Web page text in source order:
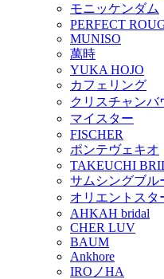
モニッケンダム
PERFECT
MUNISO
萬時
YUKA HOJO
カフェリング
クリスチャンバ
マイスター
FISCHER
ポンテヴェキオ
TAKEUCHI
サムシングブル
オリエントスタ
AHKAH bridal
CHER LUV
BAUM
Ankhore
IROノHA